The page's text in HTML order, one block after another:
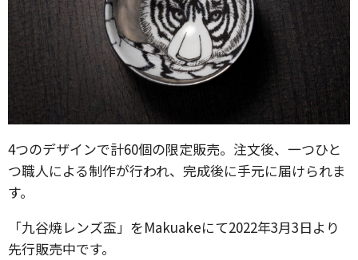
4つのデザインで計60個の限定販売。注文後、一つひと
つ職人による制作が行われ、完成後に手元に届けられま
す。
「九谷焼レンズ盃」をMakuakeにて2022年3月3日より
先行販売中です。